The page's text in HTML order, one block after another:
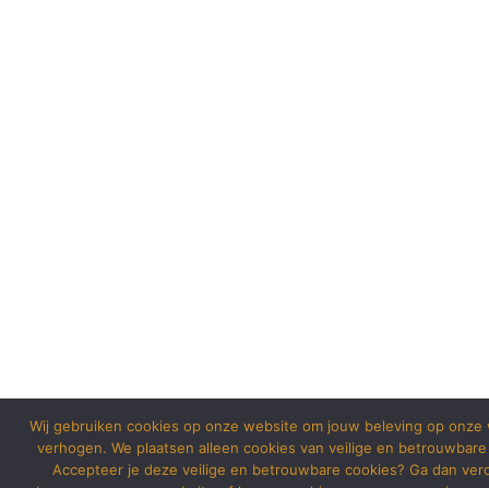
Wij gebruiken cookies op onze website om jouw beleving op
verhogen. We plaatsen alleen cookies van veilige en
Accepteer je deze veilige en betrouwbare cookies? Ga dan